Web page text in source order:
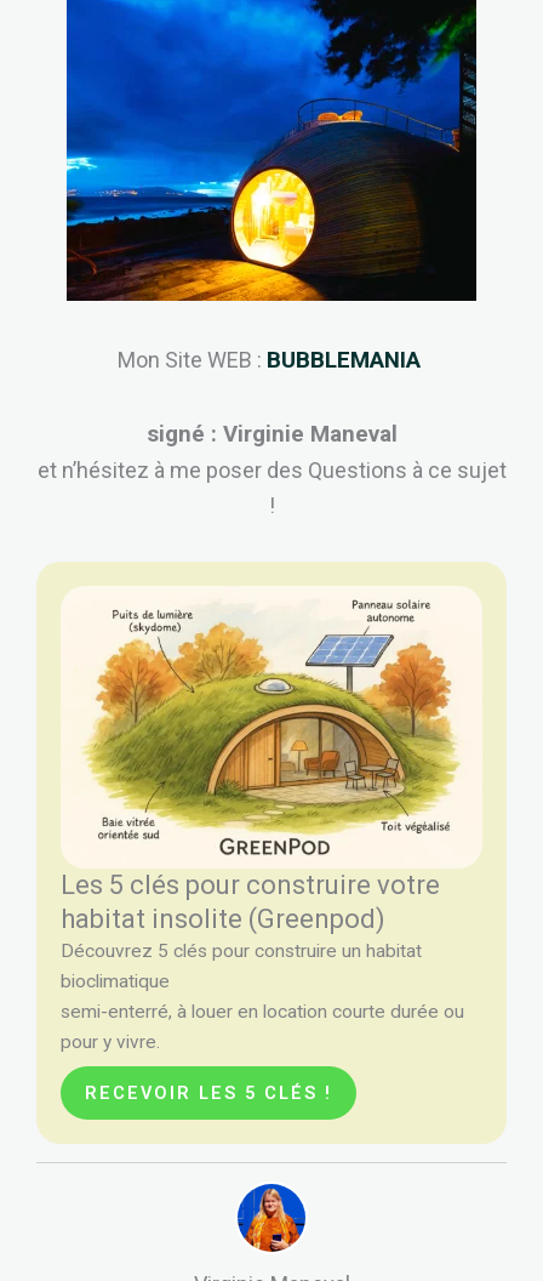
Mon Site WEB : BUBBLEMANIA
signé : Virginie Maneval
et n’hésitez à me poser des Questions à ce sujet
!
Les 5 clés pour construire votre
habitat insolite (Greenpod)
Découvrez 5 clés pour construire un habitat
bioclimatique
semi-enterré, à louer en location courte durée ou
pour y vivre.
RECEVOIR LES 5 CLÉS !